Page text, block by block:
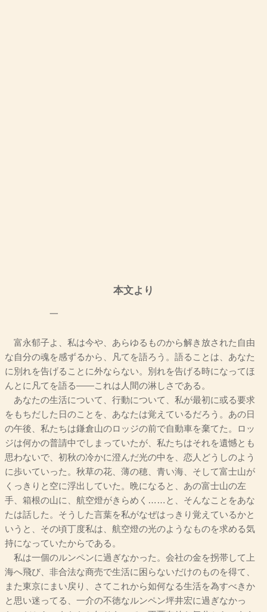
本文より
一
富永郁子よ、私は今や、あらゆるものから解き放された自由
な自分の魂を感ずるから、凡てを語ろう。語ることは、あなた
に別れを告げることに外ならない。別れを告げる時になってほ
んとに凡てを語る――これは人間の淋しさである。
あなたの生活について、行動について、私が最初に或る要求
をもちだした日のことを、あなたは覚えているだろう。あの日
の午後、私たちは鎌倉山のロッジの前で自動車を棄てた。ロッ
ジは何かの普請中でしまっていたが、私たちはそれを遺憾とも
思わないで、初秋の冷かに澄んだ光の中を、恋人どうしのよう
に歩いていった。秋草の花、薄の穂、青い海、そして富士山が
くっきりと空に浮出していた。晩になると、あの富士山の左
手、箱根の山に、航空燈がきらめく……と、そんなことをあな
たは話した。そうした言葉を私がなぜはっきり覚えているかと
いうと、その頃丁度私は、航空燈の光のようなものを求める気
持になっていたからである。
私は一個のルンペンに過ぎなかった。会社の金を拐帯して上
海へ飛び、非合法な商売で生活に困らないだけのものを得て、
また東京にまい戻り、さてこれから如何なる生活を為すべきか
と思い迷ってる、一介の不徳なルンペン坪井宏に過ぎなかっ